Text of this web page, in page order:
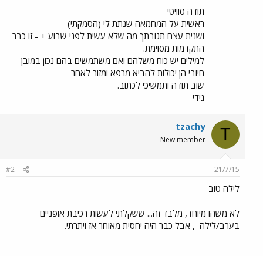
תודה סוויטי
ראשית על המחמאה שנתת לי (הסמקתי)
ושנית עצם תגובתך מה שלא עשית לפני שבוע + - זו כבר
התקדמות מסוימת.
למילים יש כוח משלהם ואם משתמשים בהם נכון במובן
חיובי הן יכולות להביא מרפא ומזור לאחר
שוב תודה ותמשיכי לכתוב.
גידי
T
tzachy
New member
21/7/15
#2
לילה טוב
לא משהו מיוחד, מלבד זה... ששקלתי לעשות רכיבת אופניים
בערב/לילה , אבל כבר היה יחסית מאוחר אז ויתרתי.